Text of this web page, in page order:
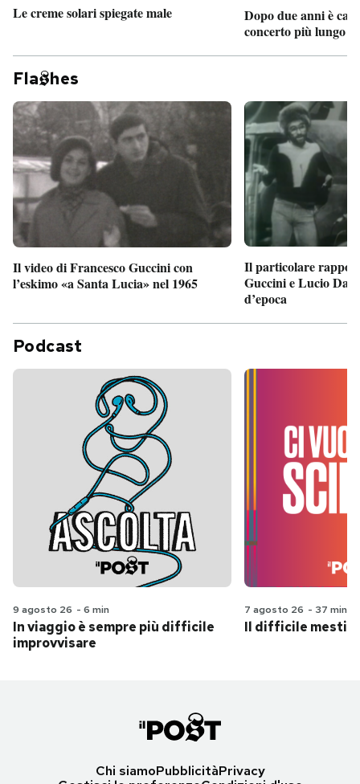
Le creme solari spiegate male
Dopo due anni è
concerto più lungo
Fla hes
Il video di Francesco Guccini con
l’eskimo «a Santa Lucia» nel 1965
Il particolare
Guccini e Lucio
d’epoca
Podcast
9 agosto 26 - 6 min
In viaggio è sempre più difficile
improvvisare
7 agosto 26 - 37 min
Il difficile
Chi siamoPubblicitàPrivacy